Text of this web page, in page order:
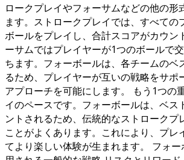
ロークプレイやフォーサムなどの他の形
ます。ストロークプレイでは、すべての
ボールをプレイし、合計スコアがカウン
ーサムではプレイヤーが1つのボールで
ちます。フォーボールは、各チームのベ
るため、プレイヤーが互いの戦略をサポ
アプローチを可能にします。 もう1つの
イのペースです。フォーボールは、ベス
ントされるため、伝統的なストロークプ
ことがよくあります。これにより、プレ
てより楽しい体験が生まれます。 フォ